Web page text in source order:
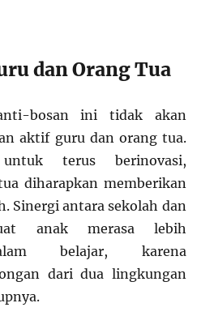
dan Orang Tua
bosan ini tidak akan
aktif guru dan orang tua.
terus berinovasi,
diharapkan memberikan
Sinergi antara sekolah dan
anak merasa lebih
belajar, karena
dari dua lingkungan